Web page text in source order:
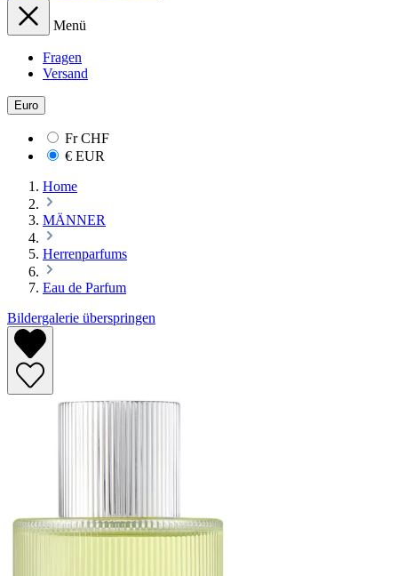
Menü
Fragen
Versand
Euro
FrCHF
€ EUR
Home
MÄNNER
Herrenparfums
Eau de Parfum
Bildergalerie überspringen